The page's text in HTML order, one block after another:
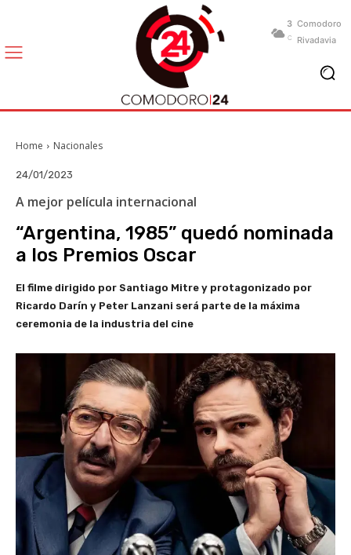
3
C
Comodoro
Rivadavia
Home Nacionales
24/01/2023
A mejor película internacional
“Argentina, 1985” quedó nominada
a los Premios Oscar
El filme dirigido por Santiago Mitre y protagonizado por
Ricardo Darín y Peter Lanzani será parte de la máxima
ceremonia de la industria del cine